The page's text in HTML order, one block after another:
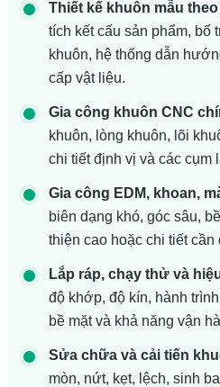
Thiết kế khuôn mẫu
tích kết cấu sản phẩm, bố
khuôn, hệ thống dẫn
cấp vật liệu.
Gia công khuôn CNC
khuôn, lòng khuôn, lõi
chi tiết định vị và các cụm
Gia công EDM, khoan,
biên dạng khó, góc sâu,
thiện cao hoặc chi tiết
Lắp ráp, chạy thử và
độ khớp, độ kín, hành
bề mặt và khả năng vận
Sửa chữa và cải tiến
mòn, nứt, kẹt, lệch, sinh